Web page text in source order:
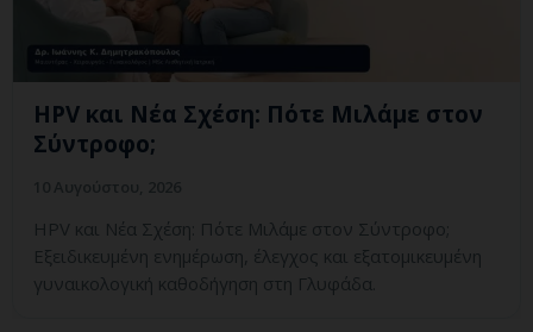
HPV και Νέα Σχέση: Πότε Μιλάμε στον
Σύντροφο;
HPV και Νέα Σχέση: Πότε Μιλάμε στον Σύντροφο;
Εξειδικευμένη ενημέρωση, έλεγχος και εξατομικευμένη
γυναικολογική καθοδήγηση στη Γλυφάδα.